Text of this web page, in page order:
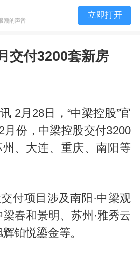
潮的声音
立即打开
交付3200套新房
2月28日，“中梁控股”官
月份，中梁控股交付3200
、大连、重庆、南阳等
付项目涉及南阳·中梁观
春和景明、苏州·雅秀云
铂悦鎏金等。